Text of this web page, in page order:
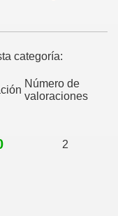
categoría:
Número de
valoraciones
2